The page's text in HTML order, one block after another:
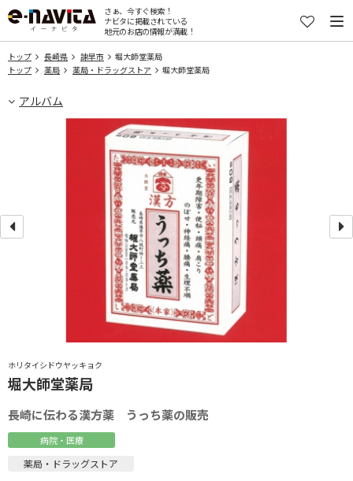
さぁ、今すぐ検索！
ナビタに掲載されている
地元のお店の情報が満載！
トップ 長崎県 諫早市
堀大師堂薬局
トップ
薬局 薬局・ドラッグストア 堀大師堂薬局
アルバム
ホリタイシドウヤッキョク
堀大師堂薬局
長崎に伝わる漢方薬 うっち薬の販売
病院・医療
薬局・ドラッグストア